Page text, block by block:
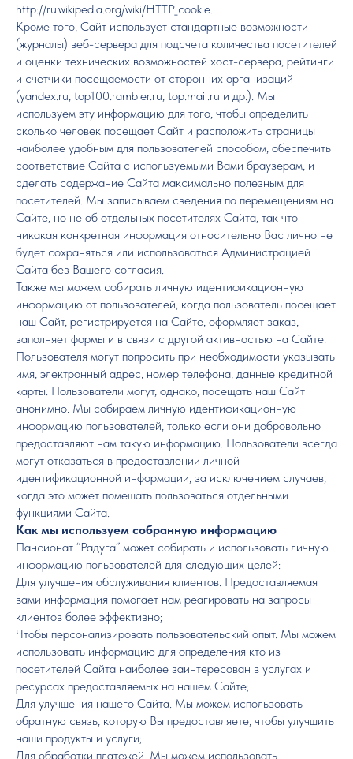
http://ru.wikipedia.org/wiki/HTTP_cookie.
Кроме того, Сайт использует стандартные возможности
(журналы) веб-сервера для подсчета количества посетителей
и оценки технических возможностей хост-сервера, рейтинги
и счетчики посещаемости от сторонних организаций
(yandex.ru, top100.rambler.ru, top.mail.ru и др.). Мы
используем эту информацию для того, чтобы определить
сколько человек посещает Сайт и расположить страницы
наиболее удобным для пользователей способом, обеспечить
соответствие Сайта с используемыми Вами браузерам, и
сделать содержание Сайта максимально полезным для
посетителей. Мы записываем сведения по перемещениям на
Сайте, но не об отдельных посетителях Сайта, так что
никакая конкретная информация относительно Вас лично не
будет сохраняться или использоваться Администрацией
Сайта без Вашего согласия.
Также мы можем собирать личную идентификационную
информацию от пользователей, когда пользователь посещает
наш Сайт, регистрируется на Сайте, оформляет заказ,
заполняет формы и в связи с другой активностью на Сайте.
Пользователя могут попросить при необходимости указывать
имя, электронный адрес, номер телефона, данные кредитной
карты. Пользователи могут, однако, посещать наш Сайт
анонимно. Мы собираем личную идентификационную
информацию пользователей, только если они добровольно
предоставляют нам такую информацию. Пользователи всегда
могут отказаться в предоставлении личной
идентификационной информации, за исключением случаев,
когда это может помешать пользоваться отдельными
функциями Сайта.
Как мы используем собранную информацию
Пансионат “Радуга” может собирать и использовать личную
информацию пользователей для следующих целей:
Для улучшения обслуживания клиентов. Предоставляемая
вами информация помогает нам реагировать на запросы
клиентов более эффективно;
Чтобы персонализировать пользовательский опыт. Мы можем
использовать информацию для определения кто из
посетителей Сайта наиболее заинтересован в услугах и
ресурсах предоставляемых на нашем Сайте;
Для улучшения нашего Сайта. Мы можем использовать
обратную связь, которую Вы предоставляете, чтобы улучшить
наши продукты и услуги;
Для обработки платежей. Мы можем использовать